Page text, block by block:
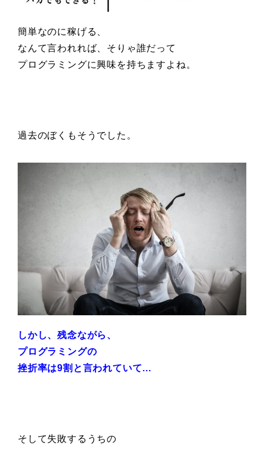
簡単なのに稼げる、
なんて言われれば、そりゃ誰だって
プログラミングに興味を持ちますよね。
過去のぼくもそうでした。
しかし、残念ながら、
プログラミングの
挫折率は9割と言われていて…
そして失敗するうちの